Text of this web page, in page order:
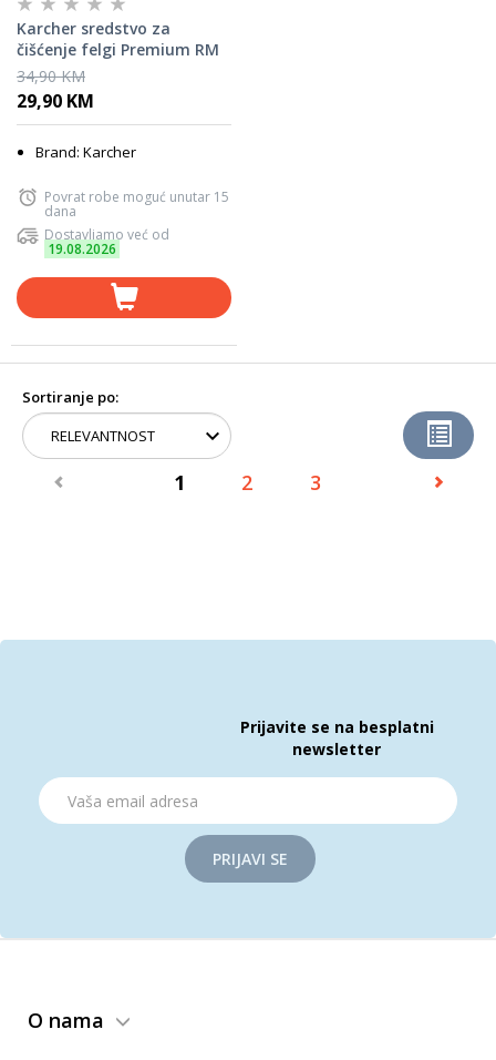
Karcher sredstvo za
čišćenje felgi Premium RM
677 / 500 ml
34,90 KM
29,90 KM
Brand: Karcher
Povrat robe moguć unutar 15
dana
Dostavljamo već od
19.08.2026
Sortiranje po:
1 2 3
Prijavite se na besplatni
newsletter
PRIJAVI SE
O nama